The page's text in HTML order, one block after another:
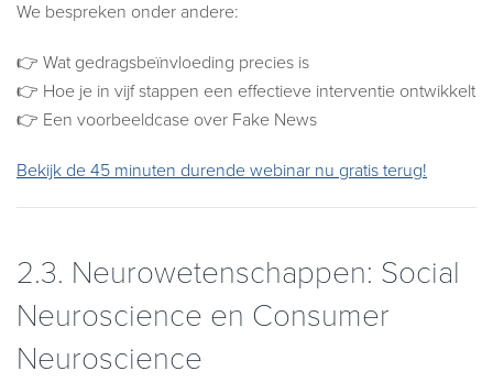
We bespreken onder andere:
👉 Wat gedragsbeïnvloeding precies is
👉 Hoe je in vijf stappen een effectieve interventie ontwikkelt
👉 Een voorbeeldcase over Fake News
Bekijk de 45 minuten durende webinar nu gratis terug!
2.3. Neurowetenschappen: Social
Neuroscience en Consumer
Neuroscience